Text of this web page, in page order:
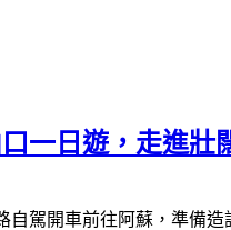
一日遊，走進壯
駕開車前往阿蘇，準備造